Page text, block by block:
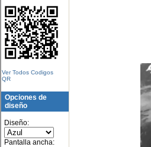
Ver Todos Codigos
QR
Opciones de
diseño
Diseño:
Pantalla ancha: